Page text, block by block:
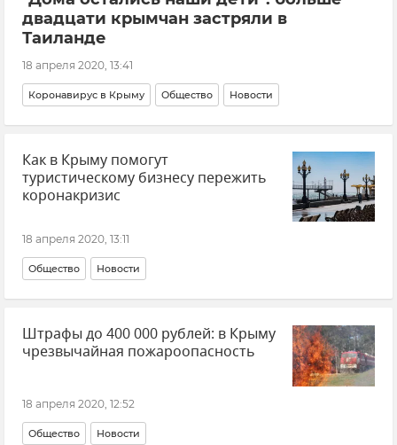
двадцати крымчан застряли в
Таиланде
18 апреля 2020, 13:41
Коронавирус в Крыму Общество Новости
Как в Крыму помогут
туристическому бизнесу пережить
коронакризис
18 апреля 2020, 13:11
Общество Новости
Штрафы до 400 000 рублей: в Крыму
чрезвычайная пожароопасность
18 апреля 2020, 12:52
Общество Новости